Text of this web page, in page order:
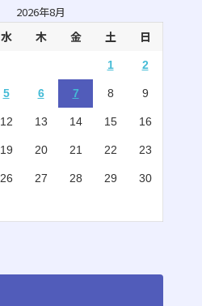
(1)
(5)
(10)
(15)
(20)
2026年8月
水 木 金 土 日
1 2
5 6 7 8 9
12 13 14 15 16
19 20 21 22 23
26 27 28 29 30